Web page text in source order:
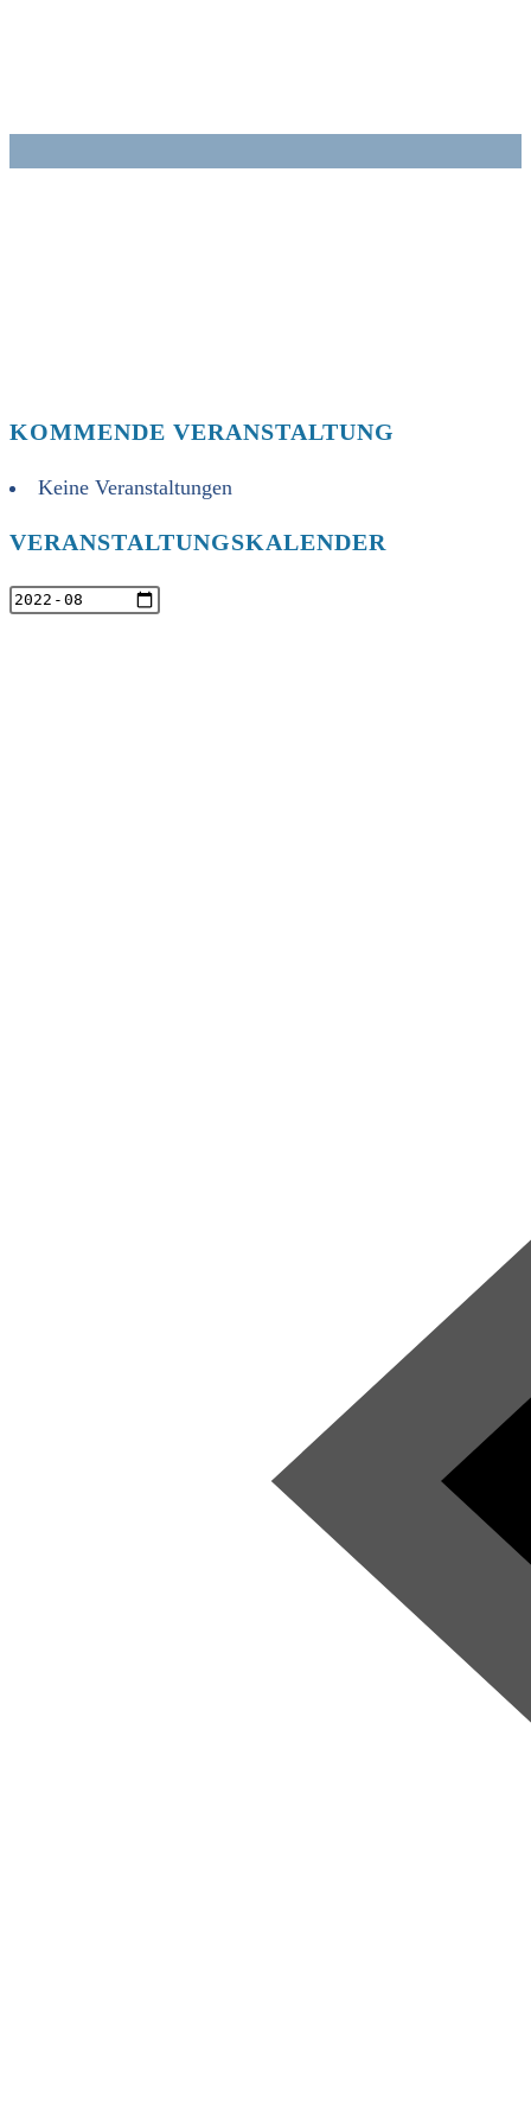
KOMMENDE VERANSTALTUNG
Keine Veranstaltungen
VERANSTALTUNGSKALENDER